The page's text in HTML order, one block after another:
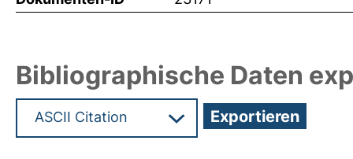
Bibliographische Daten